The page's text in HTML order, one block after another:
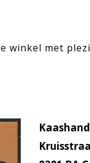
winkel met